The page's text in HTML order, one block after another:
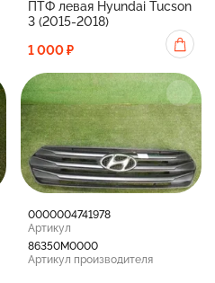
ПТФ левая Hyundai Tucson
3 (2015-2018)
1 000 ₽
0000004741978
Артикул
86350M0000
Артикул производителя